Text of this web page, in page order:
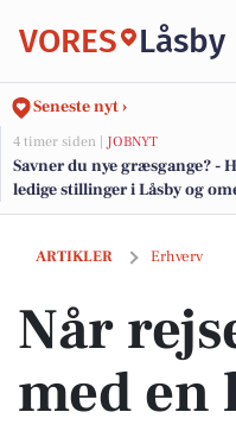
VORES Låsby
Seneste nyt ›
4 timer siden | JOBNYT
Savner du nye græsgange? -
ledige stillinger i Låsby og
ARTIKLER Erhverv
Når rejsen starter med en
Når
med en